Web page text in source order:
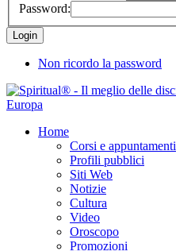
Password:
Non ricordo la password
Home
Corsi e appuntamenti
Profili pubblici
Siti Web
Notizie
Cultura
Video
Oroscopo
Promozioni